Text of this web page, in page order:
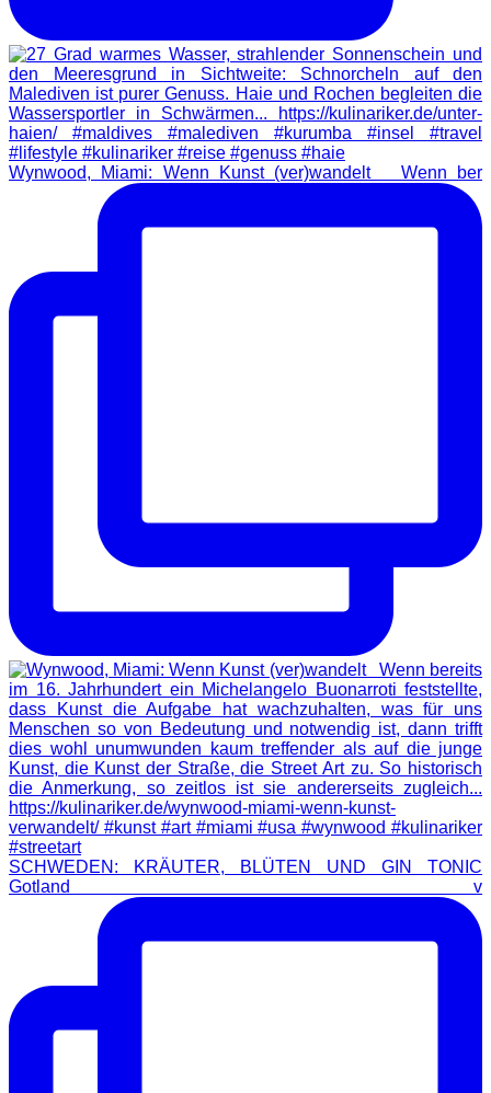
Wynwood, Miami: Wenn Kunst (ver)wandelt Wenn ber
SCHWEDEN: KRÄUTER, BLÜTEN UND GIN TONIC
Gotland v